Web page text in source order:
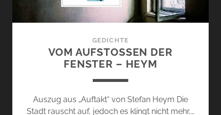
GEDICHTE
VOM AUFSTOSSEN DER F
ENSTER – HEYM
Auszug aus „Auftakt“ von Stefan Heym Die
Stadt rauscht auf, jedoch es klingt nicht mehr,…